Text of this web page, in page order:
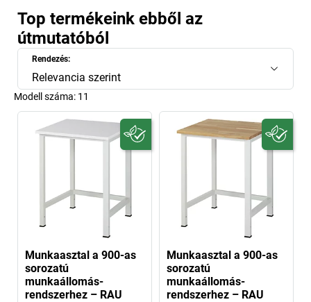
Top termékeink ebből az
útmutatóból
Rendezés:
Relevancia szerint
Modell száma: 11
Munkaasztal a 900-as
sorozatú
munkaállomás-
rendszerhez – RAU
Munkaasztal a 900-as
sorozatú
munkaállomás-
rendszerhez – RAU